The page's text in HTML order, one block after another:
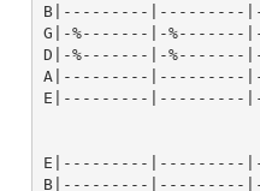
B|---------
G|-%-------|-
D|-%-------|-
A|---------
E|---------
E|---------
B|---------